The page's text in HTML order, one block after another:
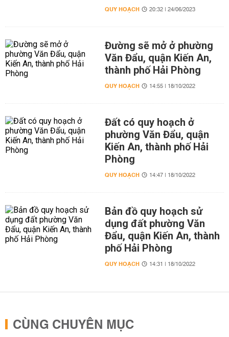
QUY HOẠCH 20:32 | 24/06/2023
Đường sẽ mở ở phường
Văn Đẩu, quận Kiến An,
thành phố Hải Phòng
QUY HOẠCH 14:55 | 18/10/2022
Đất có quy hoạch ở
phường Văn Đẩu, quận
Kiến An, thành phố Hải
Phòng
QUY HOẠCH 14:47 | 18/10/2022
Bản đồ quy hoạch sử
dụng đất phường Văn
Đẩu, quận Kiến An, thành
phố Hải Phòng
QUY HOẠCH 14:31 | 18/10/2022
CÙNG CHUYÊN MỤC